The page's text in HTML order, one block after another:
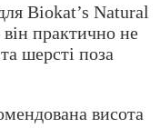
Biokat’s Natural
практично не
шерсті поза
висота